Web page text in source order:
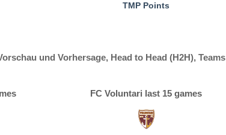
TMP Points
und Vorhersage, Head to Head (H2H), Teams
FC Voluntari last 15 games